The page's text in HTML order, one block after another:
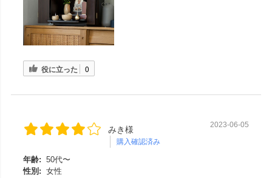
役に立った 0
みき様
購入確認済み
2023-06-05
年齢: 50代〜
性別: 女性